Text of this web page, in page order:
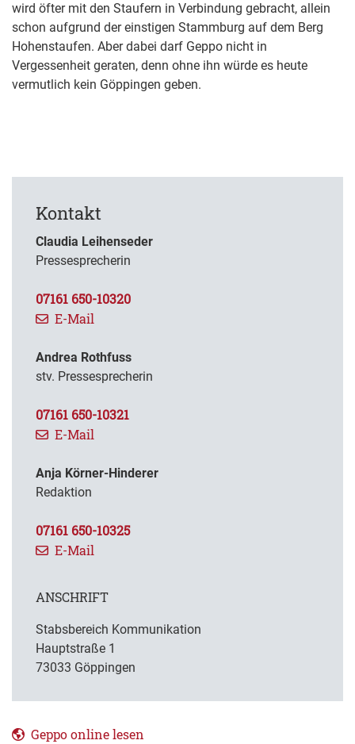
wird öfter mit den Staufern in Verbindung gebracht, allein
schon aufgrund der einstigen Stammburg auf dem Berg
Hohenstaufen. Aber dabei darf Geppo nicht in
Vergessenheit geraten, denn ohne ihn würde es heute
vermutlich kein Göppingen geben.
Kontakt
Claudia Leihenseder
Pressesprecherin
07161 650-10320
E-Mail
Andrea Rothfuss
stv. Pressesprecherin
07161 650-10321
E-Mail
Anja Körner-Hinderer
Redaktion
07161 650-10325
E-Mail
ANSCHRIFT
Stabsbereich Kommunikation
Hauptstraße 1
73033 Göppingen
Geppo online lesen